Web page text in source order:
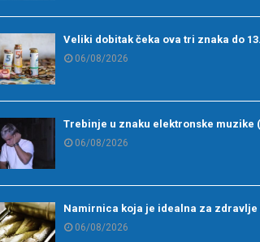
Veliki dobitak čeka ova tri znaka do
06/08/2026
Trebinje u znaku elektronske muzike
06/08/2026
Namirnica koja je idealna za zdravlje
06/08/2026